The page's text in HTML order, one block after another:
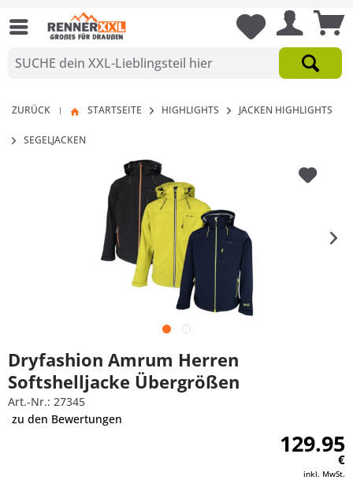
ZURÜCK | STARTSEITE HIGHLIGHTS JACKEN HIGHLIGHTS
SEGELJACKEN
Dryfashion Amrum Herren
Softshelljacke Übergrößen
Art.-Nr.: 27345
zu den Bewertungen
129.95
€
inkl. MwSt.